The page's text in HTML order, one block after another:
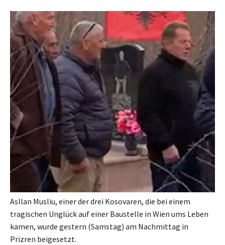
Asllan Musliu, einer der drei Kosovaren, die bei einem
tragischen Unglück auf einer Baustelle in Wien ums Leben
kamen, wurde gestern (Samstag) am Nachmittag in
Prizren beigesetzt.